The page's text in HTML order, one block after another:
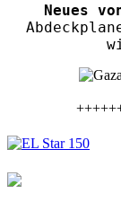
Neues